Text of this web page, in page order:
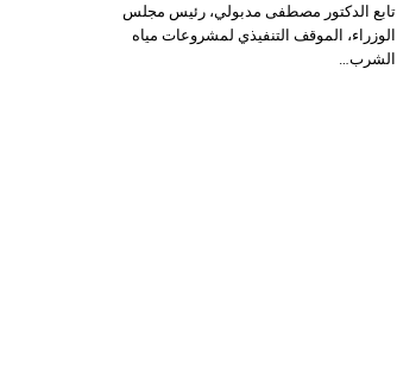
تابع الدكتور مصطفى مدبولي، رئيس مجلس
الوزراء، الموقف التنفيذي لمشروعات مياه
الشرب…